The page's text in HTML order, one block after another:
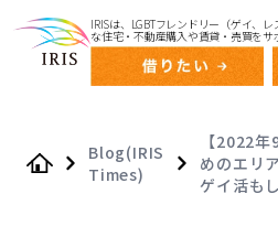
IRISは、LGBTフレンドリー（ゲイ、
な住宅・不動産購入や賃貸・売買をサ
Blog(IRIS
Times)
【2022
めのエリ
ゲイ活も